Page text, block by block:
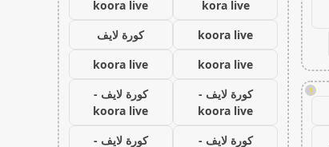
!
kora live
koora live
koora live
كورة لايف
koora live
koora live
كورة لايف -
koora live
كورة لايف -
koora live
كورة لايف -
كورة لايف -